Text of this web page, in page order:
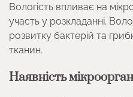
Вологість впливає на
участь у розкладанні.
розвитку бактерій та
тканин.
Наявність